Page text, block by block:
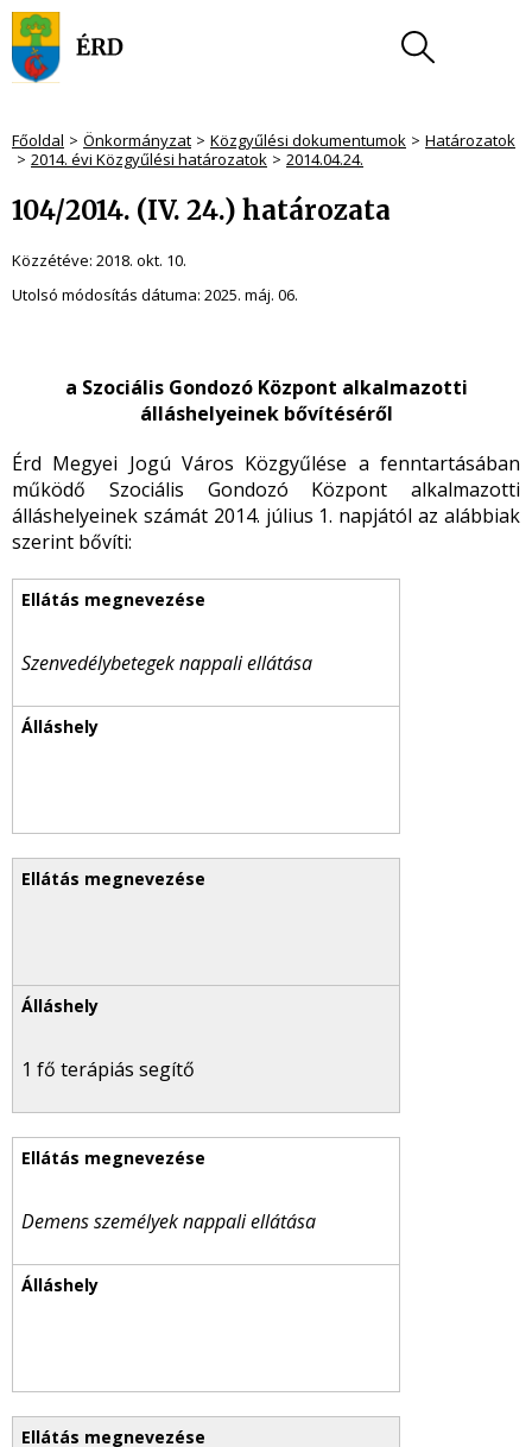
Főoldal Önkormányzat Közgyűlési dokumentumok
Határozatok
2014. évi Közgyűlési határozatok
2014.04.24.
104/2014. (IV. 24.) határozata
Közzétéve: 2018. okt. 10.
Utolsó módosítás dátuma: 2025. máj. 06.
a Szociális Gondozó Központ alkalmazotti
álláshelyeinek bővítéséről
Érd Megyei Jogú Város Közgyűlése a fenntartásában
működő Szociális Gondozó Központ alkalmazotti
álláshelyeinek számát 2014. július 1. napjától az alábbiak
szerint bővíti:
Szenvedélybetegek nappali ellátása
1 fő terápiás segítő
Demens személyek nappali ellátása